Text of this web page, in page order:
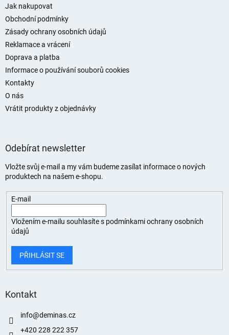
Jak nakupovat
Obchodní podmínky
Zásady ochrany osobních údajů
Reklamace a vrácení
Doprava a platba
Informace o používání souborů cookies
Kontakty
O nás
Vrátit produkty z objednávky
Odebírat newsletter
Vložte svůj e-mail a my vám budeme zasílat informace o nových
produktech na našem e-shopu.
E-mail
Vložením e-mailu souhlasíte s podmínkami ochrany osobních
údajů
PŘIHLÁSIT SE
Kontakt
info@deminas.cz
+420 228 222 357